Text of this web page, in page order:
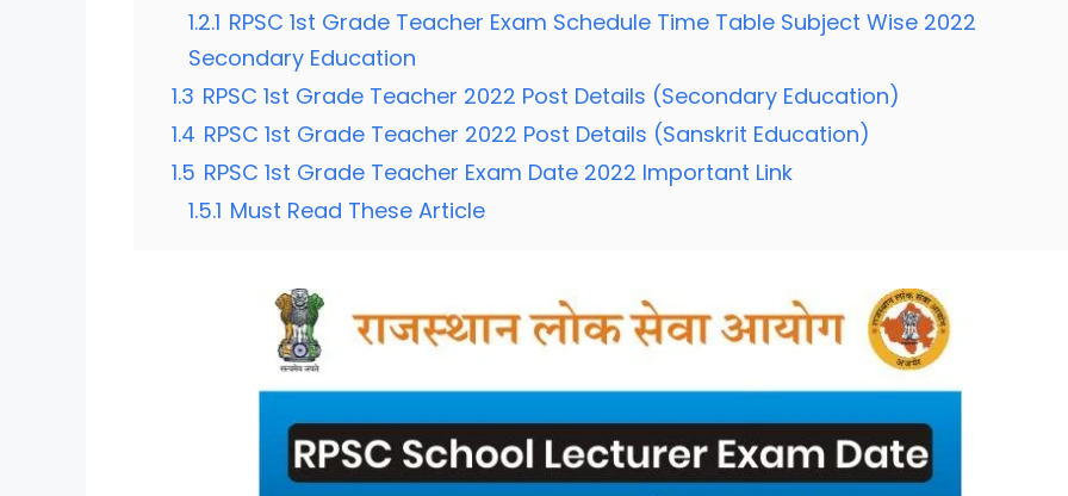
1.2.1 RPSC 1st Grade Teacher Exam Schedule Time Table Subject Wise 2022
Secondary Education
1.3 RPSC 1st Grade Teacher 2022 Post Details (Secondary Education)
1.4 RPSC 1st Grade Teacher 2022 Post Details (Sanskrit Education)
1.5 RPSC 1st Grade Teacher Exam Date 2022 Important Link
1.5.1 Must Read These Article